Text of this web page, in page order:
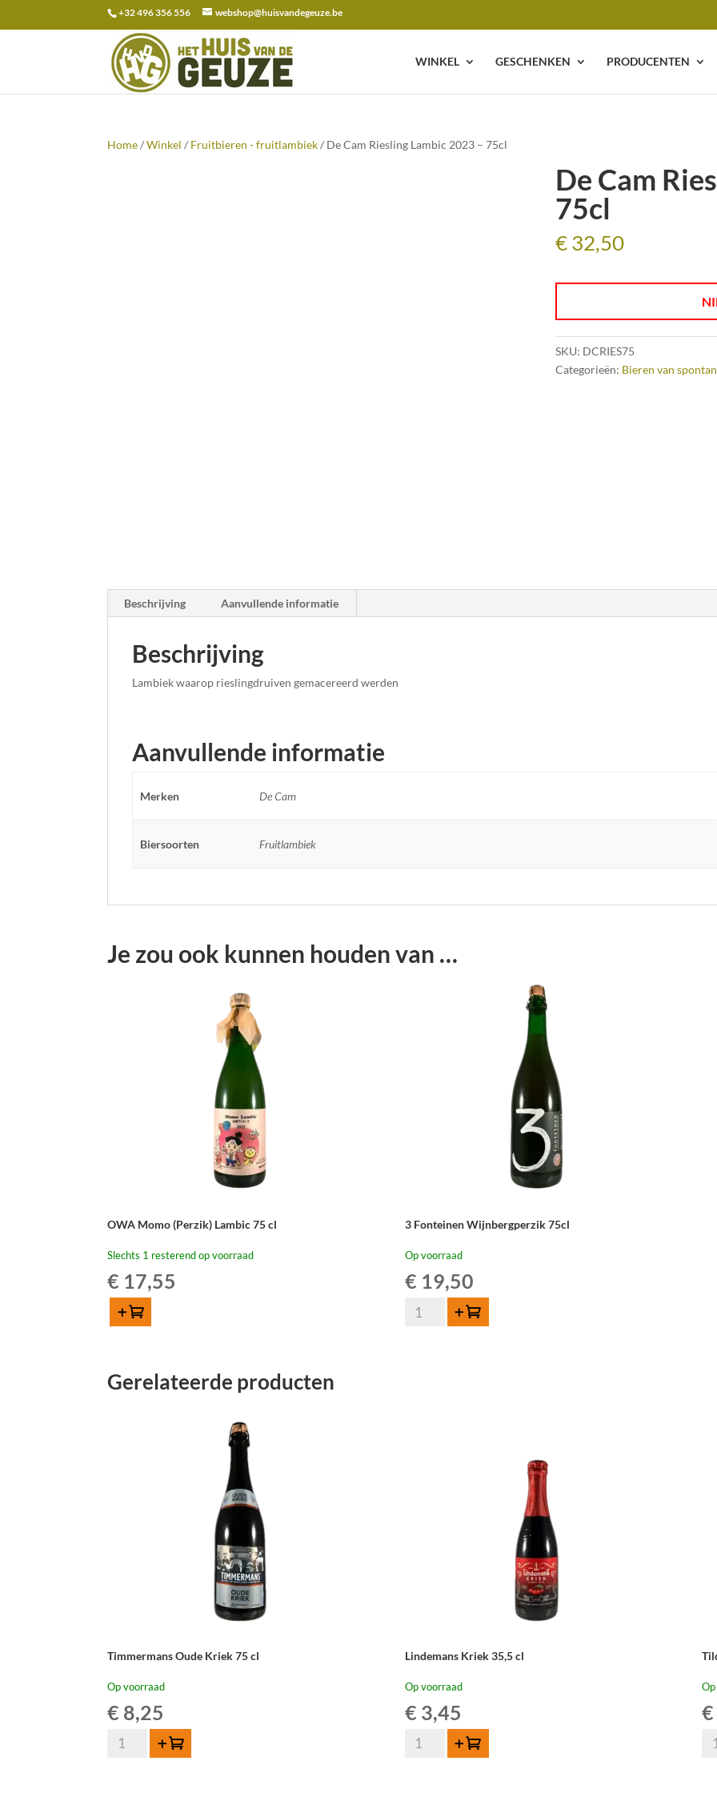
+32 496 356 556 webshop@huisvandegeuze.be
WINKEL GESCHENKEN PRODUCENTEN
Zoeken
naar:
Home/Winkel / Fruitbieren - fruitlambiek/ De Cam Riesling Lambic 2023 – 75cl
De Cam
75cl
€32,50
SKU: DCRIES75
Categorieën: Bieren van
Beschrijving Aanvullende informatie
Beschrijving
Lambiek waarop rieslingdruiven gemacereerd werden
Aanvullende informatie
Merken De Cam
Biersoorten Fruitlambiek
Je zou ook kunnen houden van …
OWA Momo (Perzik) Lambic 75 cl
Slechts 1 resterend op voorraad
€ 17,55
(Perzik)
Lambic
Toevoegen
3 Fonteinen Wijnbergperzik 75cl
Op voorraad
€ 19,50
Fonteinen
Toevoegen
Gerelateerde producten
Timmermans Oude Kriek 75 cl
Op voorraad
€ 8,25
TimmermansToevoegen
Lindemans Kriek 35,5 cl
Op voorraad
€ 3,45
Lindemans Toevoegen
€